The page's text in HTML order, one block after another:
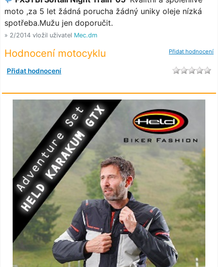
moto ,za 5 let žádná porucha žádný uniky oleje nízká
spotřeba.Mužu jen doporučit.
» 2/2014 vložil uživatel Mec.dm
Přidat hodnocení
Hodnocení motocyklu
Přidat hodnocení